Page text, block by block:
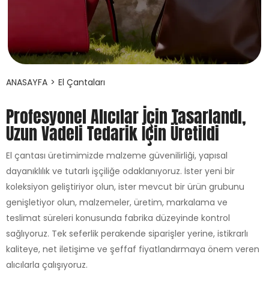
ANASAYFA > El Çantaları
Profesyonel Alıcılar İçin Tasarlandı,
Uzun Vadeli Tedarik İçin Üretildi
El çantası üretimimizde malzeme güvenilirliği, yapısal
dayanıklılık ve tutarlı işçiliğe odaklanıyoruz. İster yeni bir
koleksiyon geliştiriyor olun, ister mevcut bir ürün grubunu
genişletiyor olun, malzemeler, üretim, markalama ve
teslimat süreleri konusunda fabrika düzeyinde kontrol
sağlıyoruz. Tek seferlik perakende siparişler yerine, istikrarlı
kaliteye, net iletişime ve şeffaf fiyatlandırmaya önem veren
alıcılarla çalışıyoruz.